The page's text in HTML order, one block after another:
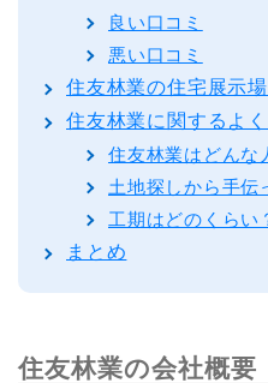
良い口コミ
悪い口コミ
住友林業の住宅展示
住友林業に関するよ
住友林業はどんな
土地探しから手伝
工期はどのくらい
まとめ
住友林業の会社概要